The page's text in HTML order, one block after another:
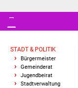
STADT & POLITIK
Bürgermeister
Gemeinderat
Jugendbeirat
Stadtverwaltung